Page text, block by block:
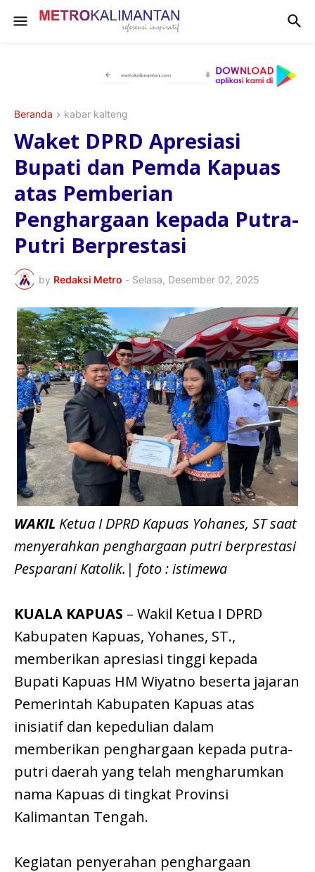
Beranda kabar kalteng
Waket DPRD Apresiasi
Bupati dan Pemda Kapuas
atas Pemberian
Penghargaan kepada Putra-
Putri Berprestasi
by Redaksi Metro - Selasa, Desember 02, 2025
WAKIL Ketua I DPRD Kapuas Yohanes, ST saat
menyerahkan penghargaan putri berprestasi
Pesparani Katolik.| foto : istimewa
KUALA KAPUAS – Wakil Ketua I DPRD
Kabupaten Kapuas, Yohanes, ST.,
memberikan apresiasi tinggi kepada
Bupati Kapuas HM Wiyatno beserta jajaran
Pemerintah Kabupaten Kapuas atas
inisiatif dan kepedulian dalam
memberikan penghargaan kepada putra-
putri daerah yang telah mengharumkan
nama Kapuas di tingkat Provinsi
Kalimantan Tengah.
Kegiatan penyerahan penghargaan